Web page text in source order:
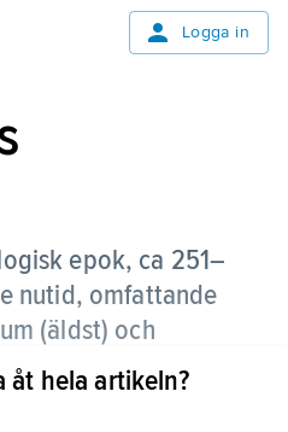
Logga in
epok, ca 251–
nutid, omfattande
(äldst) och
åt hela artikeln?